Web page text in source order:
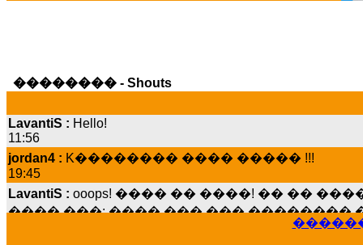
�������� - Shouts
11:56
jordan4 :
19:45
LavantiS :
���� ���; ���� ��� ��� ��������
15:07
���� ����� ��������